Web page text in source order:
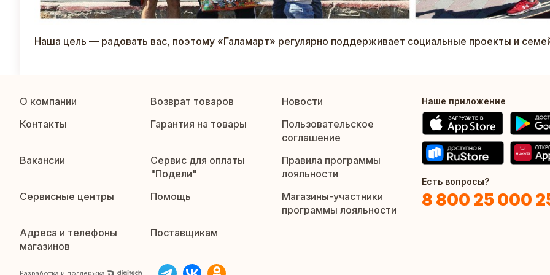
Наша цель — радовать вас, поэтому «Галамарт» регулярно поддерживает социальные проекты и
О компании Возврат товаров
Новости
Контакты
Гарантия на товары
Пользовательское
соглашение
Вакансии
Сервис для оплаты
"Подели"
Правила программы
лояльности
Сервисные центры
Помощь
Магазины-участники
программы лояльности
Адреса и телефоны
магазинов
Поставщикам
Наше приложение
Есть вопросы?
8 800 25 000